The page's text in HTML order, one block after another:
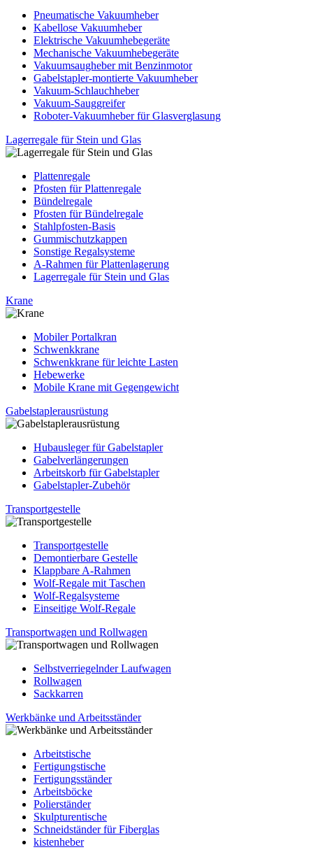
Pneumatische Vakuumheber
Kabellose Vakuumheber
Elektrische Vakuumhebegeräte
Mechanische Vakuumhebegeräte
Vakuumsaugheber mit Benzinmotor
Gabelstapler-montierte Vakuumheber
Vakuum-Schlauchheber
Vakuum-Sauggreifer
Roboter-Vakuumheber für Glasverglasung
Lagerregale für Stein und Glas
Plattenregale
Pfosten für Plattenregale
Bündelregale
Pfosten für Bündelregale
Stahlpfosten-Basis
Gummischutzkappen
Sonstige Regalsysteme
A-Rahmen für Plattenlagerung
Lagerregale für Stein und Glas
Krane
Mobiler Portalkran
Schwenkkrane
Schwenkkrane für leichte Lasten
Hebewerke
Mobile Krane mit Gegengewicht
Gabelstaplerausrüstung
Hubausleger für Gabelstapler
Gabelverlängerungen
Arbeitskorb für Gabelstapler
Gabelstapler-Zubehör
Transportgestelle
Transportgestelle
Demontierbare Gestelle
Klappbare A-Rahmen
Wolf-Regale mit Taschen
Wolf-Regalsysteme
Einseitige Wolf-Regale
Transportwagen und Rollwagen
Selbstverriegelnder Laufwagen
Rollwagen
Sackkarren
Werkbänke und Arbeitsständer
Arbeitstische
Fertigungstische
Fertigungsständer
Arbeitsböcke
Polierständer
Skulpturentische
Schneidständer für Fiberglas
kistenheber